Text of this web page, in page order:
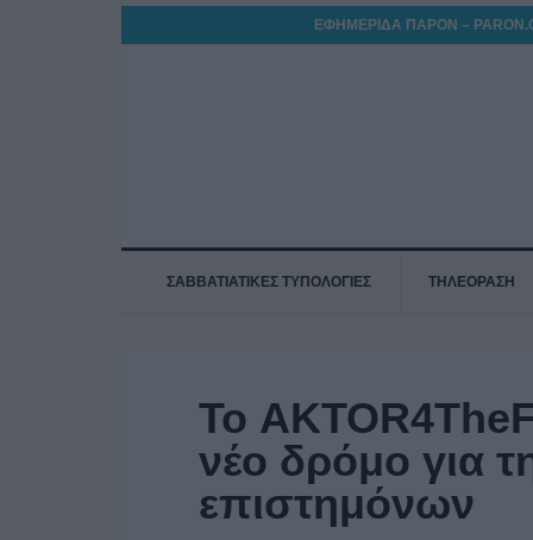
ΕΦΗΜΕΡΙΔΑ ΠΑΡΟΝ –
ΣΑΒΒΑΤΙΑΤΙΚΕΣ ΤΥΠΟΛΟΓΙΕΣ ΤΗΛΕΟΡΑΣΗ
Το
νέο δρόμο για
επιστημόνων